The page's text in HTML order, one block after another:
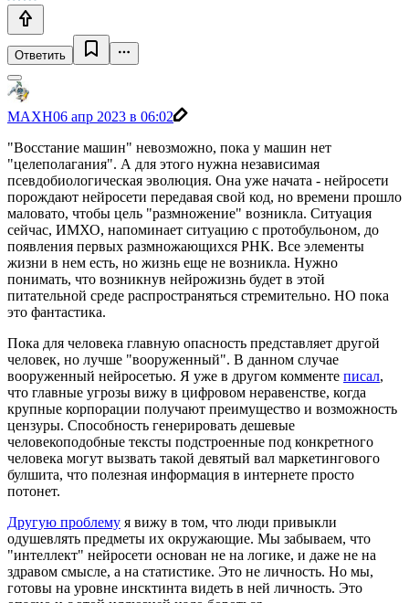
Ответить
MAXH06 апр 2023 в 06:02
"Восстание машин" невозможно, пока у машин нет
"целеполагания". А для этого нужна независимая
псевдобиологическая эволюция. Она уже начата - нейросети
порождают нейросети передавая свой код, но времени прошло
маловато, чтобы цель "размножение" возникла. Ситуация
сейчас, ИМХО, напоминает ситуацию с протобульоном, до
появления первых размножающихся РНК. Все элементы
жизни в нем есть, но жизнь еще не возникла. Нужно
понимать, что возникнув нейрожизнь будет в этой
питательной среде распространяться стремительно. НО пока
это фантастика.
Пока для человека главную опасность представляет другой
человек, но лучше "вооруженный". В данном случае
вооруженный нейросетью. Я уже в другом комменте писал,
что главные угрозы вижу в цифровом неравенстве, когда
крупные корпорации получают преимущество и возможность
цензуры. Способность генерировать дешевые
человекоподобные тексты подстроенные под конкретного
человека могут вызвать такой девятый вал маркетингового
булшита, что полезная информация в интернете просто
потонет.
Другую проблему я вижу в том, что люди привыкли
одушевлять предметы их окружающие. Мы забываем, что
"интеллект" нейросети основан не на логике, и даже не на
здравом смысле, а на статистике. Это не личность. Но мы,
готовы на уровне инсктинта видеть в ней личность. Это